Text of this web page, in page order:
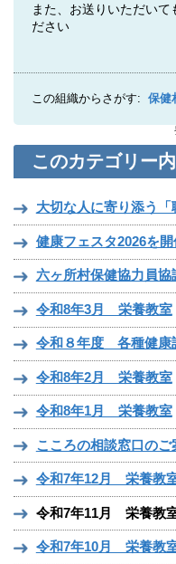
また、お送りいただいて
ださい
この組織からさがす: 保健
このカテゴリー
大切な人に寄り添う
健康フェスタ2026を開
六ヶ所村保健協力員協
令和8年3月 栄養教室
令和８年度 各種健康
令和8年2月 栄養教室
令和8年1月 栄養教室
こころの相談窓口のご
令和7年12月 栄養教
令和7年11月 栄養教
令和7年10月 栄養教